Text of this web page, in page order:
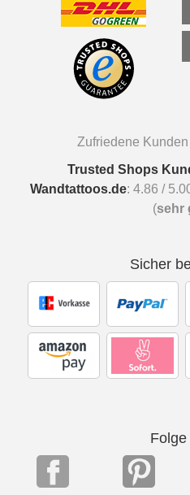
Zufriedene
Trusted Shops
Wandtattoos.de: 4.86 /
(sehr
Sicher
Folge